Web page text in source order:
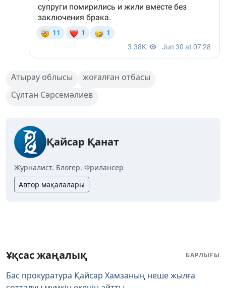
Атырау облысы
жоғалған отбасы
Сұлтан Сәрсемәлиев
Қайсар Қанат
Журналист. Блогер. Фрилансер
Автор мақалалары
Ұқсас жаңалық БАРЛЫҒЫ
Бас прокуратура Қайсар Хамзаның неше жылға